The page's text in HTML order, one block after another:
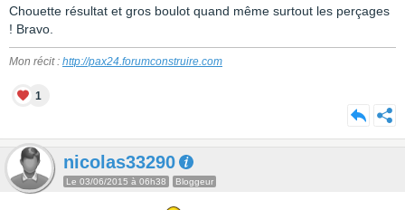
Chouette résultat et gros boulot quand même surtout les perçages
! Bravo.
Mon récit : http://pax24.forumconstruire.com
1
nicolas33290
Le 03/06/2015 à 06h38 Bloggeur